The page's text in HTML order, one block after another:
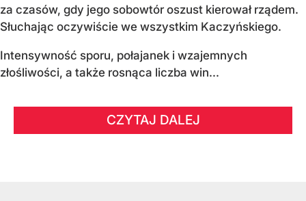
za czasów, gdy jego sobowtór oszust kierował rządem.
Słuchając oczywiście we wszystkim Kaczyńskiego.
Intensywność sporu, połajanek i wzajemnych
złośliwości, a także rosnąca liczba win...
CZYTAJ DALEJ